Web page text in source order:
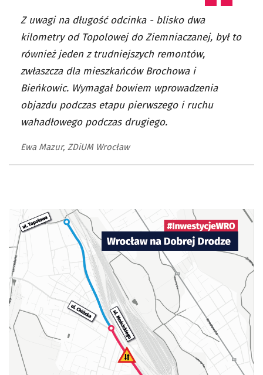
Z uwagi na długość odcinka - blisko dwa
kilometry od Topolowej do Ziemniaczanej, był to
również jeden z trudniejszych remontów,
zwłaszcza dla mieszkańców Brochowa i
Bieńkowic. Wymagał bowiem wprowadzenia
objazdu podczas etapu pierwszego i ruchu
wahadłowego podczas drugiego.
Ewa Mazur, ZDiUM Wrocław